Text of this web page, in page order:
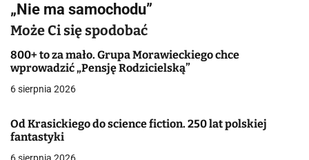
a
c
j
a
w
p
„Nie ma samochodu”
Może Ci się spodobać
800+ to za mało. Grupa Morawieckiego chce
wprowadzić „Pensję Rodzicielską”
6 sierpnia 2026
Od Krasickiego do science fiction. 250 lat polskiej
fantastyki